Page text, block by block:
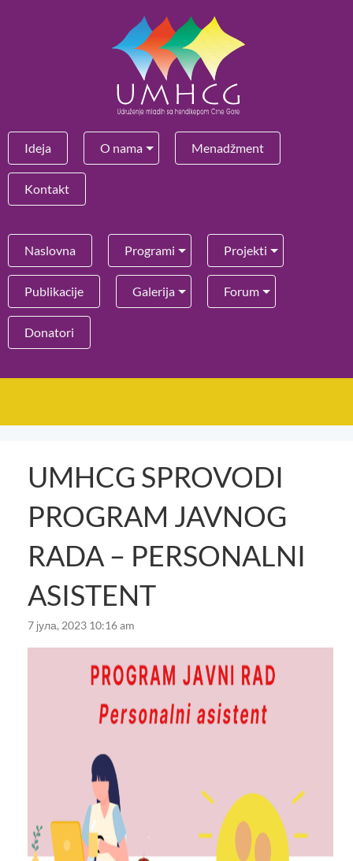
Ideja O nama Menadžment
Kontakt
Naslovna Programi Projekti
Publikacije Galerija Forum
Donatori
UMHCG SPROVODI
PROGRAM JAVNOG
RADA – PERSONALNI
ASISTENT
7 јула, 2023 10:16 am